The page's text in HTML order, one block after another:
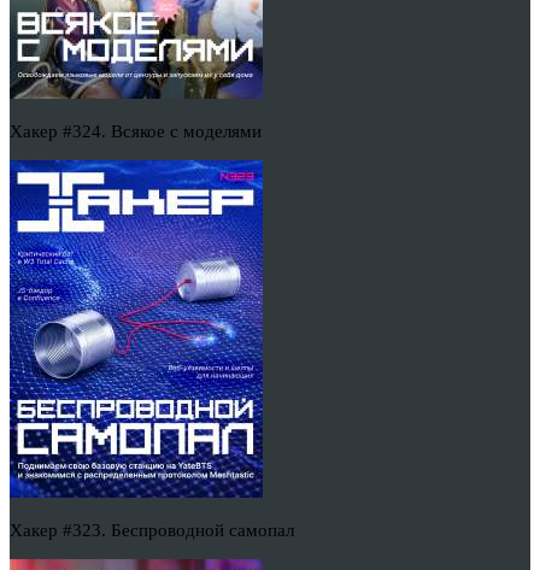
Хакер #324. Всякое с моделями
Хакер #323. Беспроводной самопал